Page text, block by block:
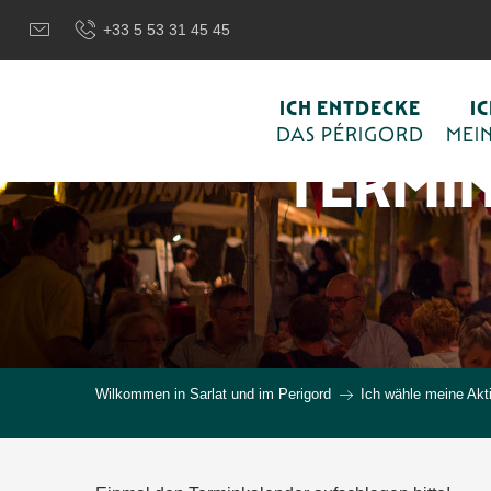
contenu
+33 5 53 31 45 45
ICH ENTDECKE
DAS PÉRIGORD
Wilkommen in Sarlat und im Perigord Ich wähle meine